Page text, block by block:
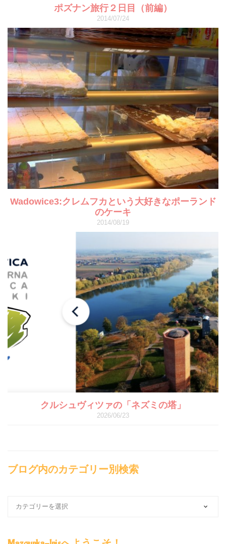
ポズナン旅行２日目（前編）
2014/07/24
Wadowice3:クレムフカという大好きなポーランド
のケーキ
2014/08/19
クルシュヴィツァの「ネズミの塔」
2026/06/23
ブログ内のカテゴリー別検索